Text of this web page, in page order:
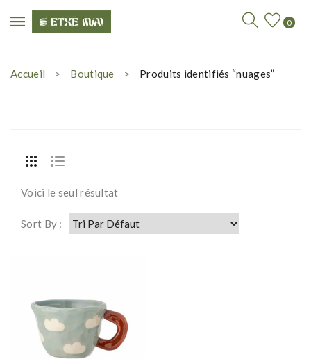
0
Accueil Boutique Produits identifiés “nuages”
Voici le seul résultat
Sort By :